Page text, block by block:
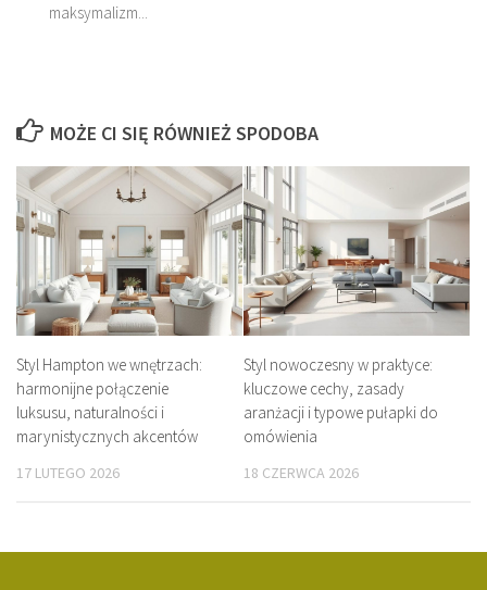
maksymalizm...
MOŻE CI SIĘ RÓWNIEŻ SPODOBA
Styl Hampton we wnętrzach:
harmonijne połączenie
luksusu, naturalności i
marynistycznych akcentów
17 LUTEGO 2026
Styl nowoczesny w praktyce:
kluczowe cechy, zasady
aranżacji i typowe pułapki do
omówienia
18 CZERWCA 2026